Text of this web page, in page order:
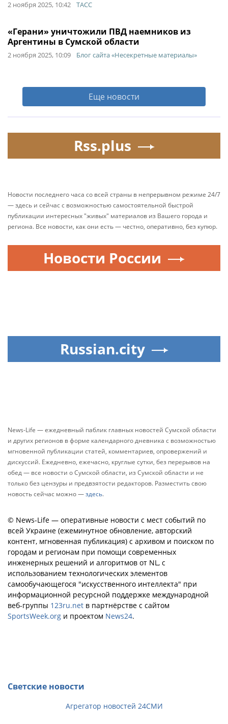
2 ноября 2025, 10:42 ТАСС
«Герани» уничтожили ПВД наемников из
Аргентины в Сумской области
2 ноября 2025, 10:09 Блог сайта «Несекретные материалы»
Еще новости
Rss.plus
Новости последнего часа со всей страны в непрерывном режиме 24/7
— здесь и сейчас с возможностью самостоятельной быстрой
публикации интересных "живых" материалов из Вашего города и
региона. Все новости, как они есть — честно, оперативно, без купюр.
Новости России
Russian.city
News-Life — ежедневный паблик главных новостей Сумской области
и других регионов в форме календарного дневника с возможностью
мгновенной публикации статей, комментариев, опровержений и
дискуссий. Ежедневно, ежечасно, круглые сутки, без перерывов на
обед — все новости о Сумской области, из Сумской области и не
только без цензуры и предвзятости редакторов. Разместить свою
новость сейчас можно —здесь.
© News-Life — оперативные новости с мест событий по
всей Украине (ежеминутное обновление, авторский
контент, мгновенная публикация) с архивом и поиском по
городам и регионам при помощи современных
инженерных решений и алгоритмов от NL, с
использованием технологических элементов
самообучающегося "искусственного интеллекта" при
информационной ресурсной поддержке международной
веб-группы 123ru.net в партнёрстве с сайтом
SportsWeek.org и проектом News24.
Светские новости
Агрегатор новостей 24СМИ